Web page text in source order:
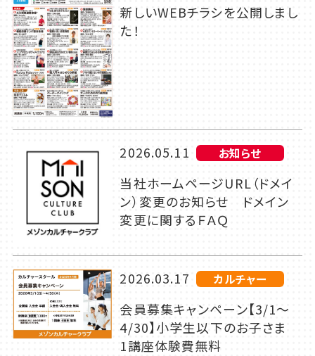
新しいWEBチラシを公開しまし
た！
2026.05.11 お知らせ
当社ホームページURL（ドメイ
ン）変更のお知らせ ドメイン
変更に関するＦＡＱ
2026.03.17 カルチャー
会員募集キャンペーン【3/1～
4/30】小学生以下のお子さま
1講座体験費無料